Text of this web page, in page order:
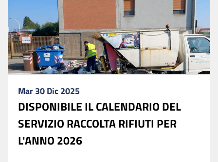
Mar 30 Dic 2025
DISPONIBILE IL CALENDARIO DEL
SERVIZIO RACCOLTA RIFIUTI PER
L'ANNO 2026